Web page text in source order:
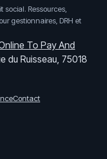
social. Ressources,
gestionnaires, DRH et
To Pay And
du Ruisseau, 75018
Contact